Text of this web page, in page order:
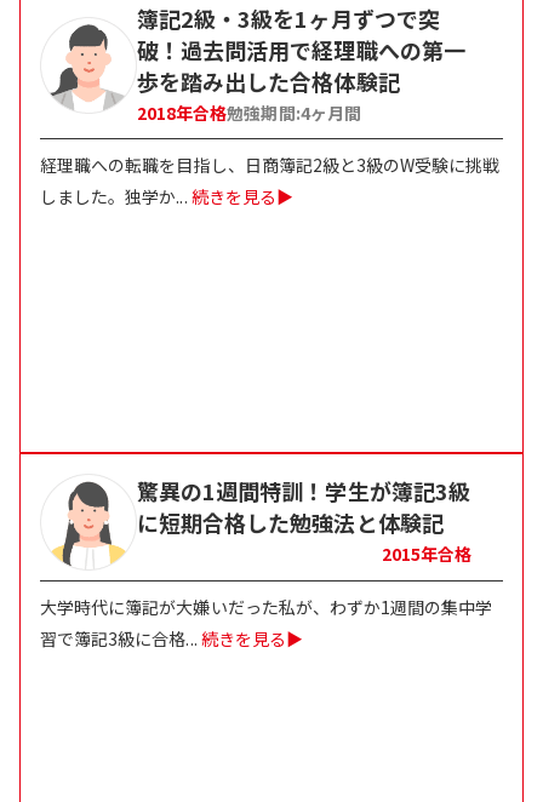
簿記2級・3級を1ヶ月ずつで突
破！過去問活用で経理職への第一
歩を踏み出した合格体験記
2018年合格勉強期間:4ヶ月間
経理職への転職を目指し、日商簿記2級と3級のW受験に挑戦
しました。独学か... 続きを見る▶
驚異の1週間特訓！学生が簿記3級
に短期合格した勉強法と体験記
2015年合格
大学時代に簿記が大嫌いだった私が、わずか1週間の集中学
習で簿記3級に合格... 続きを見る▶